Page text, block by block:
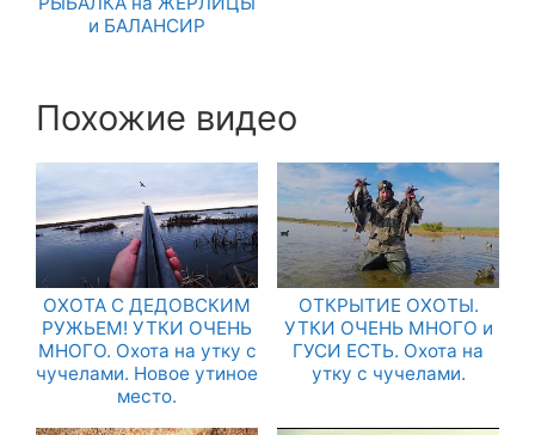
и БАЛАНСИР
Похожие видео
ОХОТА С ДЕДОВСКИМ
РУЖЬЕМ! УТКИ ОЧЕНЬ
МНОГО. Охота на утку с
чучелами. Новое утиное
место.
ОТКРЫТИЕ ОХОТЫ.
УТКИ ОЧЕНЬ МНОГО и
ГУСИ ЕСТЬ. Охота на
утку с чучелами.